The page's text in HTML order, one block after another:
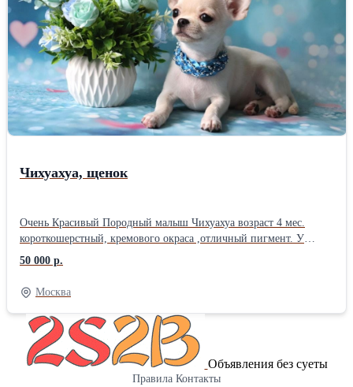
, Лучший Представитель породы. шоколадная д-ш. Папа:
Чемпион России , Юный Чемпион России, Юный Чемпион РКФ
, Чемпион РКФ, кандидат в ЧНКП, Племенной Сертификат.
черно подпалый триколор к-ш.. ЗВОНИТЕ - Предпочитаю живое
общение . Быстрое получение информации без длительных
переписок. Доставки у нас нет- самовывоз ,я против перевозки
курьерами и транспортными компании . Знакомство с щенком.
Москва - Электрозаводская
Чихуахуа, щенок
Очень Красивый Породный малыш Чихуахуа возраст 4 мес.
короткошерстный, кремового окраса ,отличный пигмент. У
щенка правильный прикус, 00 в комплекте. Сладкая Мордашка .
Малыш ласковый и общительный. Ровненький ладненький . Не
крупный !!! Предлагается только в Любимчики в семью ( в
питомники не продается ) Документы кинологической
организации РКФ, стоит индивидуальное клеймо . Привит по
возрасту . Родители: Мама: оформлен Племенной Сертификат с
допуском в разведение. лиловая с белым к-ш Папа: Чемпион
России , Юный Чемпион России, Юный Чемпион РКФ ,
Чемпион РКФ, кандидат в ЧНКП, Племенной Сертификат. черно
50 000 р.
Москва
Объявления без суеты
Правила Контакты